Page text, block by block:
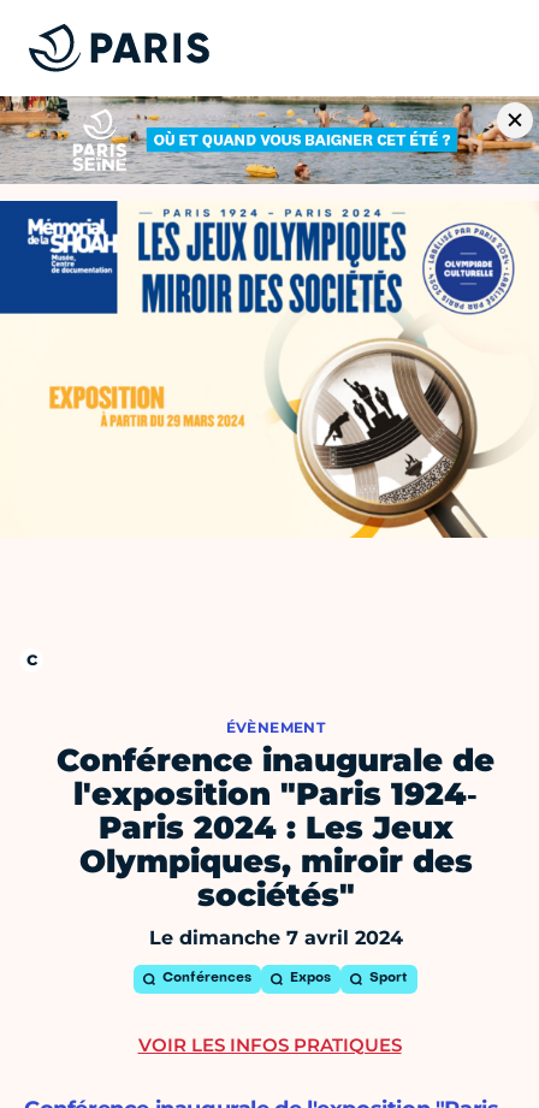
ÉVÈNEMENT
Conférence inaugurale de
l'exposition "Paris 1924‐
Paris 2024 : Les Jeux
Olympiques, miroir des
sociétés"
Le dimanche 7 avril 2024
Conférences Expos Sport
VOIR LES INFOS PRATIQUES